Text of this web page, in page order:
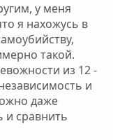
у меня
я нахожусь в
такой.
из 12 -
и
даже
и сравнить